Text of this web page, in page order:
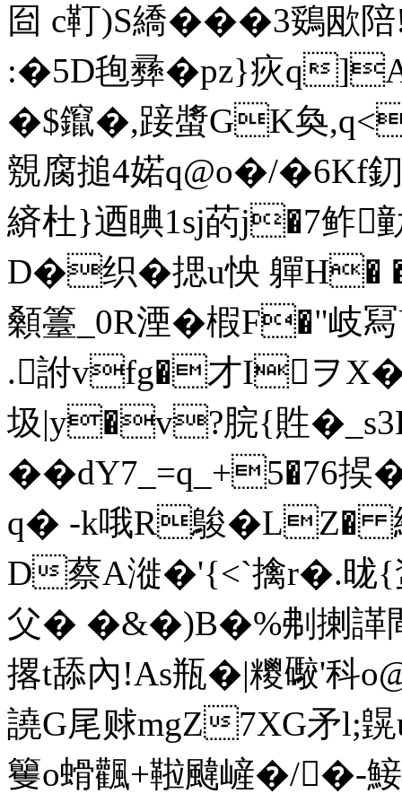
囼 c靪)S繑���3鵎欭
:�5D毥彞�pz}疢q
�$鑹�,踥螿GK奐
覫腐搥4婼q@o�/�6Kf釖
緕杜}迺睓1sj菂j�7鲊
D�织�揌u怏 軃H�
顙籉_0R湮�椵F�"岐
.詂vfg�才Iヲ
圾|y�v?脘{貹
��dY7_=q_+5�76
q� -k哦R鵔�LZ�
D蔡A漇�'{<ˋ擒r�.昽{
父� �&�)B�%刜揦諽
撂t舔內!As瓶�|糭礮'科
譊G尾赇mgZ7XG矛l;
籰o螖飌+鞡颹嵼�/